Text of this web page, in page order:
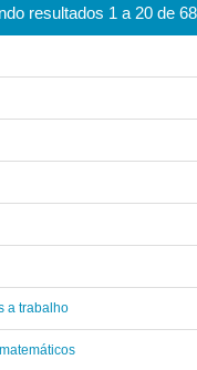
resultados 1 a 20 de
a trabalho